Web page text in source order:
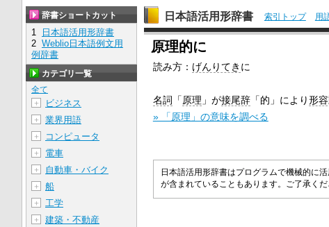
日本語活用形辞書 索引トップ 用
原理的に
読み方： げんりてき に
名詞 「 原理 」が接尾辞「的」により形
» 「原理」の意味を調べる
日本語活用形辞書はプログラムで機械的に
が含まれていることもあります。ご了承くだ
辞書ショートカット
1
日本語活用形辞書
2 Weblio日本語例文用
例辞書
カテゴリ一覧
全て
＋
ビジネス
＋ 業界用語
＋ コンピュータ
＋ 電車
＋ 自動車・バイク
＋ 船
＋ 工学
＋ 建築・不動産